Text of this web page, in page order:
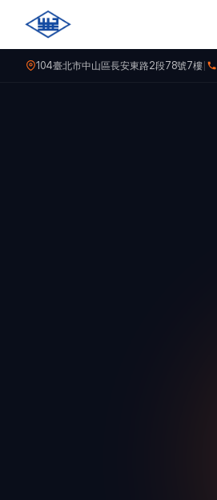
104臺北市中山區長安東路2段78號7樓|